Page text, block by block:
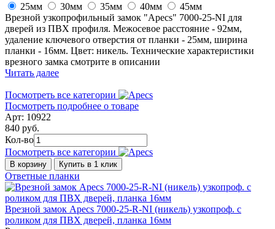
25мм
30мм 35мм 40мм
45мм
Врезной узкопрофильный замок "Apecs" 7000-25-NI для
дверей из ПВХ профиля. Межосевое расстояние - 92мм,
удаление ключевого отверстия от планки - 25мм, ширина
планки - 16мм. Цвет: никель. Технические характеристики
врезного замка смотрите в описании
Читать далее
Посмотреть все категории
Посмотреть подробнее о товаре
Арт: 10922
840 руб.
Кол-во
Посмотреть все категории
В корзину Купить в 1 клик
Ответные планки
Врезной замок Apecs 7000-25-R-NI (никель) узкопроф. с
роликом для ПВХ дверей, планка 16мм